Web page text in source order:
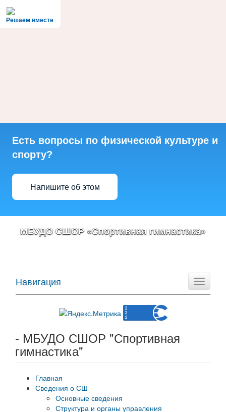
Решаем вместе
Есть вопросы по физической культуре и
спорту?
Напишите об этом
МБУДО СШОР «Спортивная гимнастика»
Toggle
Навигация
- МБУДО СШОР "Спортивная
гимнастика"
Главная
Сведения о СШ
Основные сведения
Структура и органы управления